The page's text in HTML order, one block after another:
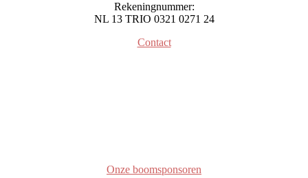
Rekeningnummer:
NL 13 TRIO 0321 0271 24
Contact
Onze boomsponsoren